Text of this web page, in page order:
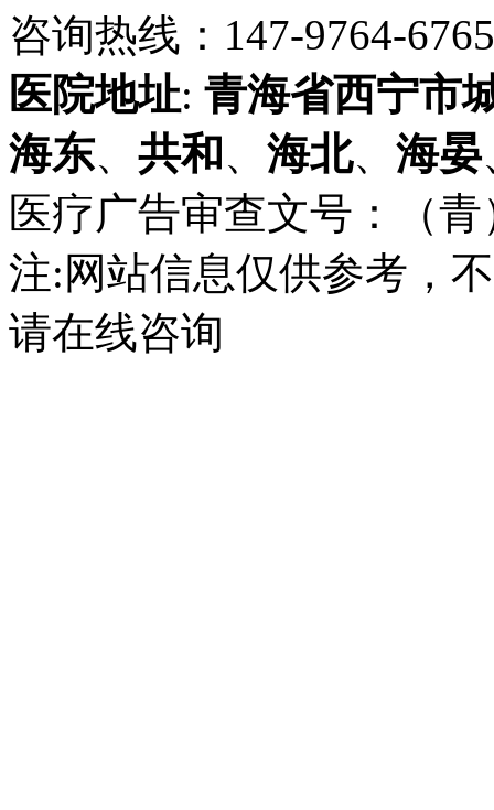
咨询热线：147-9764-
医院地址: 青海省西宁市
海东、 共和 、 海北、 海晏
医疗广告审查文号：（
注:网站信息仅供参考，
请在线咨询